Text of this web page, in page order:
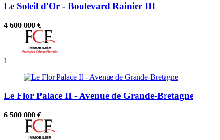
Le Soleil d'Or - Boulevard Rainier III
4 600 000 €
1
Le Flor Palace II - Avenue de Grande-Bretagne
6 500 000 €